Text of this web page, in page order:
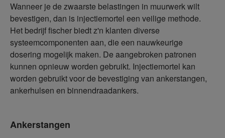
Wanneer je de zwaarste belastingen in muurwerk wilt
bevestigen, dan is injectiemortel een veilige methode.
Het bedrijf fischer biedt z'n klanten diverse
systeemcomponenten aan, die een nauwkeurige
dosering mogelijk maken. De aangebroken patronen
kunnen opnieuw worden gebruikt. Injectiemortel kan
worden gebruikt voor de bevestiging van ankerstangen,
ankerhulsen en binnendraadankers.
Ankerstangen